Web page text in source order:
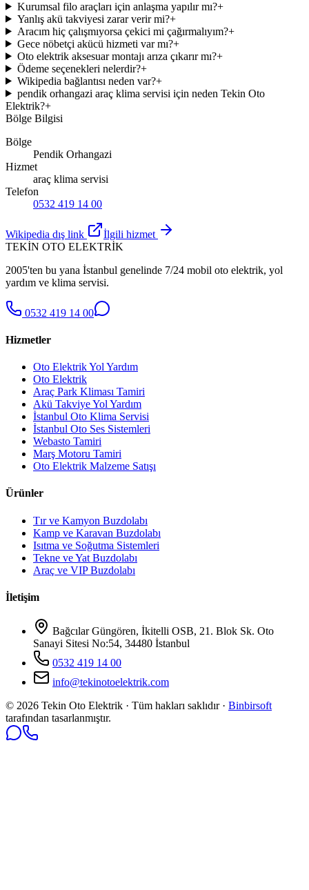
Kurumsal filo araçları için anlaşma yapılır mı?+
Yanlış akü takviyesi zarar verir mi?+
Aracım hiç çalışmıyorsa çekici mi çağırmalıyım?+
Gece nöbetçi akücü hizmeti var mı?+
Oto elektrik aksesuar montajı arıza çıkarır mı?+
Ödeme seçenekleri nelerdir?+
Wikipedia bağlantısı neden var?+
pendik orhangazi araç klima servisi için neden Tekin Oto
Elektrik?+
Bölge Bilgisi
Bölge
Pendik Orhangazi
Hizmet
araç klima servisi
Telefon
0532 419 14 00
Wikipedia dış link
İlgili hizmet
TEKİN OTO ELEKTRİK
2005'ten bu yana İstanbul genelinde 7/24 mobil oto elektrik, yol
yardım ve klima servisi.
0532 419 14 00
Hizmetler
Oto Elektrik Yol Yardım
Oto Elektrik
Araç Park Kliması Tamiri
Akü Takviye Yol Yardım
İstanbul Oto Klima Servisi
İstanbul Oto Ses Sistemleri
Webasto Tamiri
Marş Motoru Tamiri
Oto Elektrik Malzeme Satışı
Ürünler
Tır ve Kamyon Buzdolabı
Kamp ve Karavan Buzdolabı
Isıtma ve Soğutma Sistemleri
Tekne ve Yat Buzdolabı
Araç ve VIP Buzdolabı
İletişim
Bağcılar Güngören, İkitelli OSB, 21. Blok Sk. Oto
Sanayi Sitesi No:54, 34480 İstanbul
0532 419 14 00
info@tekinotoelektrik.com
© 2026 Tekin Oto Elektrik · Tüm hakları saklıdır · Binbirsoft
tarafından tasarlanmıştır.